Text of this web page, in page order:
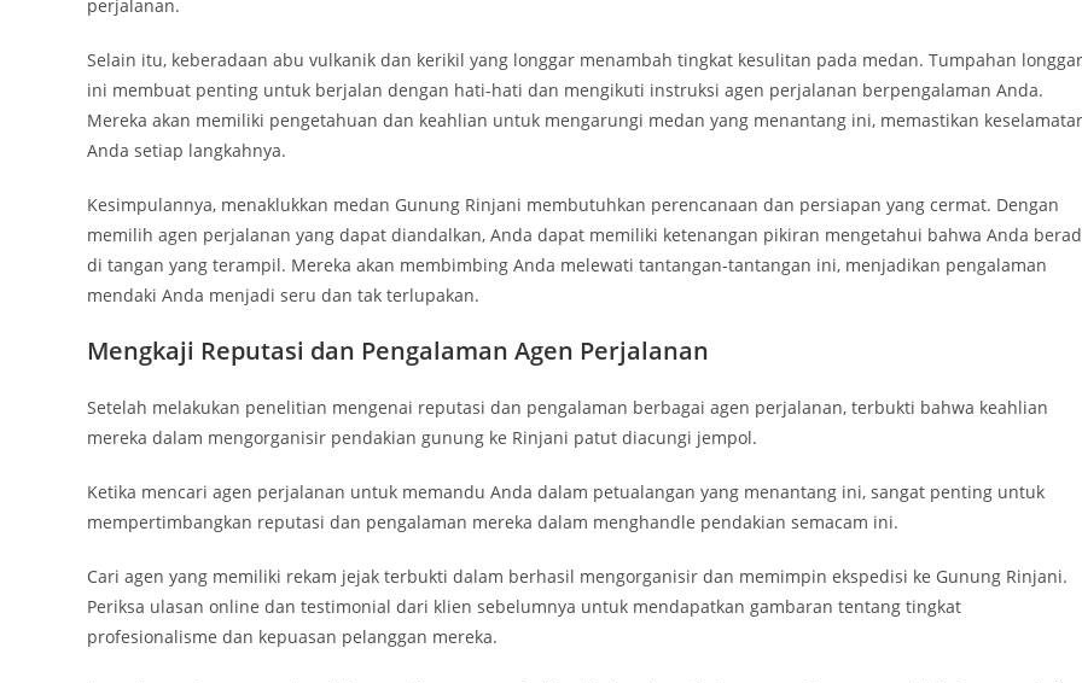
perjalanan.
Selain itu, keberadaan abu vulkanik dan kerikil yang longgar menambah tingkat kesulitan pada medan. Tumpahan longgar
ini membuat penting untuk berjalan dengan hati-hati dan mengikuti instruksi agen perjalanan berpengalaman Anda.
Mereka akan memiliki pengetahuan dan keahlian untuk mengarungi medan yang menantang ini, memastikan
Anda setiap langkahnya.
Kesimpulannya, menaklukkan medan Gunung Rinjani membutuhkan perencanaan dan persiapan yang cermat. Dengan
memilih agen perjalanan yang dapat diandalkan, Anda dapat memiliki ketenangan pikiran mengetahui bahwa Anda
di tangan yang terampil. Mereka akan membimbing Anda melewati tantangan-tantangan ini, menjadikan pengalaman
mendaki Anda menjadi seru dan tak terlupakan.
Mengkaji Reputasi dan Pengalaman Agen Perjalanan
Setelah melakukan penelitian mengenai reputasi dan pengalaman berbagai agen perjalanan, terbukti bahwa keahlian
mereka dalam mengorganisir pendakian gunung ke Rinjani patut diacungi jempol.
Ketika mencari agen perjalanan untuk memandu Anda dalam petualangan yang menantang ini, sangat penting untuk
mempertimbangkan reputasi dan pengalaman mereka dalam menghandle pendakian semacam ini.
Cari agen yang memiliki rekam jejak terbukti dalam berhasil mengorganisir dan memimpin ekspedisi ke Gunung Rinjani.
Periksa ulasan online dan testimonial dari klien sebelumnya untuk mendapatkan gambaran tentang tingkat
profesionalisme dan kepuasan pelanggan mereka.